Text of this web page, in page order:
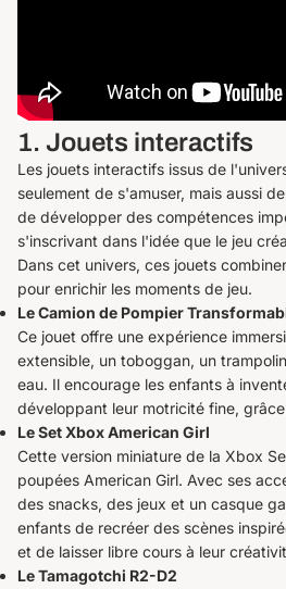
1. Jouets interactifs
Les jouets interactifs issus de
seulement de s'amuser, mais aussi
de développer des compétences
s'inscrivant dans l'idée que le jeu
Dans cet univers, ces jouets
pour enrichir les moments de jeu.
Le Camion de Pompier
Ce jouet offre une expérience
extensible, un toboggan, un
eau. Il encourage les enfants à
développant leur motricité fine,
Le Set Xbox American Girl
Cette version miniature de la Xbox
poupées American Girl. Avec ses
des snacks, des jeux et un casque
enfants de recréer des scènes
et de laisser libre cours à leur
Le Tamagotchi R2-D2